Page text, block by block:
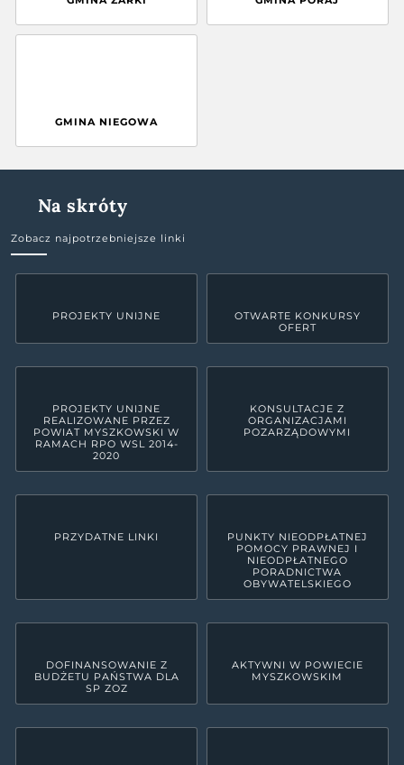
GMINA NIEGOWA
Na skróty
Zobacz najpotrzebniejsze linki
PROJEKTY UNIJNE
OTWARTE KONKURSY
OFERT
PROJEKTY UNIJNE
REALIZOWANE PRZEZ
POWIAT MYSZKOWSKI W
RAMACH RPO WSL 2014-
2020
KONSULTACJE Z
ORGANIZACJAMI
POZARZĄDOWYMI
PRZYDATNE LINKI
PUNKTY NIEODPŁATNEJ
POMOCY PRAWNEJ I
NIEODPŁATNEGO
PORADNICTWA
OBYWATELSKIEGO
DOFINANSOWANIE Z
BUDŻETU PAŃSTWA DLA
SP ZOZ
AKTYWNI W POWIECIE
MYSZKOWSKIM